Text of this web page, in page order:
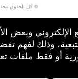
© كل الحقوق
وبعض
وذلك
أو فقط ملفات